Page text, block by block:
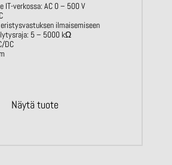
IT-verkossa: AC 0 – 500 V
ilmaisemiseen
5 – 5000 kΩ
DC
Näytä tuote